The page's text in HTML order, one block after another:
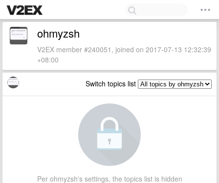
ohmyzsh
V2EX member #240051, joined on 2017-07-13 12:32:39
+08:00
Switch topics list
Per ohmyzsh's settings, the topics list is hidden